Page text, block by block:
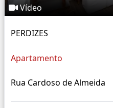
Vídeo
PERDIZES
Apartamento
Rua Cardoso de Almeida